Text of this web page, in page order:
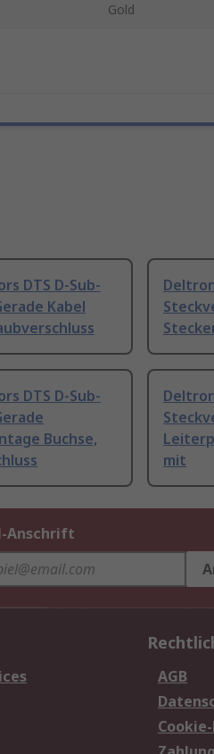
Gold
DTS D-Sub-
Kabel
DTS D-Sub-
Buchse,
mit
Anschrift
AGB